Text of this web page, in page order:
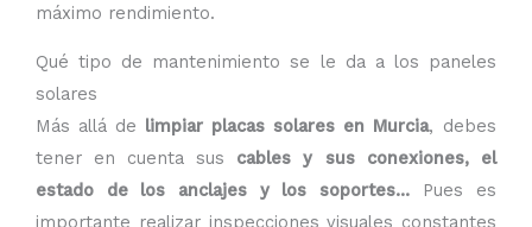
máximo rendimiento.
Qué tipo de mantenimiento se le da a los paneles
solares
Más allá de limpiar placas solares en Murcia, debes
tener en cuenta sus cables y sus conexiones, el
estado de los anclajes y los soportes… Pues es
importante realizar inspecciones visuales constantes